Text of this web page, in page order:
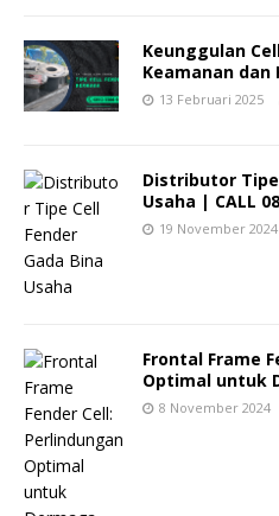
Keunggulan
Keamanan dan
13 Februari 2025
Distributor Tipe
Usaha | CALL
19 November 2024
Frontal Frame
Optimal untuk
8 November 2024